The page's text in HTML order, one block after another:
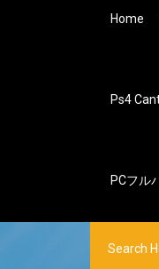
Home
Ps4
PCフル